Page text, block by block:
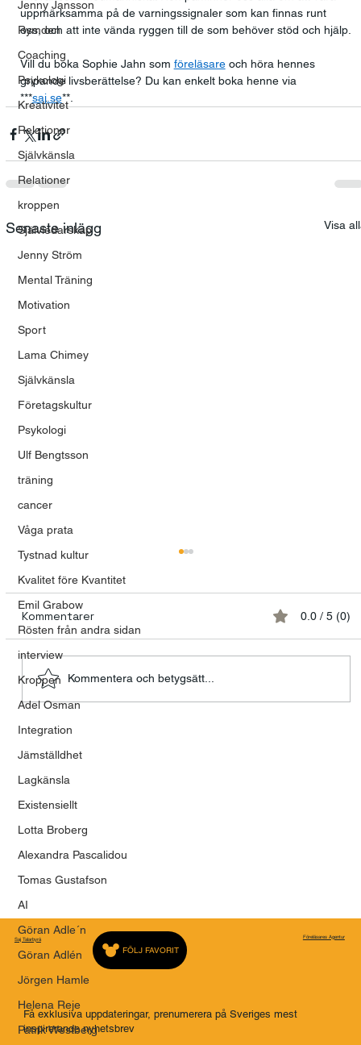
Jenny Jansson
Rymden
Coaching
Psykologi
Kreativitet
Relationer
Självkänsla
Relationer
kroppen
Självledarskap
Jenny Ström
Mental Träning
Motivation
Sport
Lama Chimey
Självkänsla
Företagskultur
Psykologi
Ulf Bengtsson
träning
cancer
Våga prata
Tystnad kultur
Kvalitet före Kvantitet
Emil Grabow
Rösten från andra sidan
interview
Kroppen
Adel Osman
Integration
Jämställdhet
Lagkänsla
Existensiellt
Lotta Broberg
Alexandra Pascalidou
Tomas Gustafson
AI
Göran Adle´n
Göran Adlén
Jörgen Hamle
Helena Reje
Patrik Westberg
uppmärksamma på de varningssignaler som kan finnas runt
oss, och att inte vända ryggen till de som behöver stöd och hjälp.
Vill du boka Sophie Jahn som föreläsare och höra hennes
gripande livsberättelse? Du kan enkelt boka henne via
***saj.se**.
Senaste inlägg Visa
Modet att våga vara mänsklig
Kommentarer 0.0 / 5 (0)
Kommentera och betygsätt...
Saj Talarbyrå Föreläsares Agentur
FÖLJ FAVORIT
Få exklusiva uppdateringar, prenumerera på Sveriges mest
inspirerande nyhetsbrev